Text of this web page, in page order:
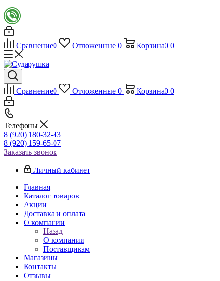
Сравнение0 Отложенные 0 Корзина0 0
Сравнение0 Отложенные 0 Корзина0 0
Телефоны
8 (920) 180-32-43
8 (920) 159-65-07
Заказать звонок
Личный кабинет
Главная
Каталог товаров
Акции
Доставка и оплата
О компании
Назад
О компании
Поставщикам
Магазины
Контакты
Отзывы